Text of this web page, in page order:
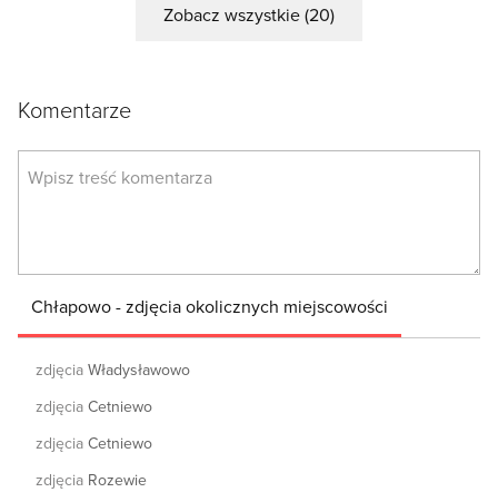
Zobacz wszystkie (20)
Komentarze
Chłapowo - zdjęcia okolicznych miejscowości
zdjęcia Władysławowo
zdjęcia Cetniewo
zdjęcia Cetniewo
zdjęcia Rozewie